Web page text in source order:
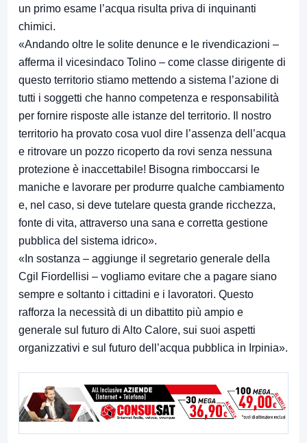
un primo esame l’acqua risulta priva di inquinanti
chimici.
«Andando oltre le solite denunce e le rivendicazioni –
afferma il vicesindaco Tolino – come classe dirigente di
questo territorio stiamo mettendo a sistema l’azione di
tutti i soggetti che hanno competenza e responsabilità
per fornire risposte alle istanze del territorio. Il nostro
territorio ha provato cosa vuol dire l’assenza dell’acqua
e ritrovare un pozzo ricoperto da rovi senza nessuna
protezione è inaccettabile! Bisogna rimboccarsi le
maniche e lavorare per produrre qualche cambiamento
e, nel caso, si deve tutelare questa grande ricchezza,
fonte di vita, attraverso una sana e corretta gestione
pubblica del sistema idrico».
«In sostanza – aggiunge il segretario generale della
Cgil Fiordellisi – vogliamo evitare che a pagare siano
sempre e soltanto i cittadini e i lavoratori. Questo
rafforza la necessità di un dibattito più ampio e
generale sul futuro di Alto Calore, sui suoi aspetti
organizzativi e sul futuro dell’acqua pubblica in Irpinia».